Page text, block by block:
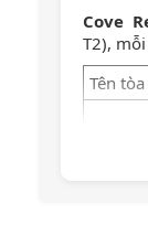
Cove
T2),
Tên